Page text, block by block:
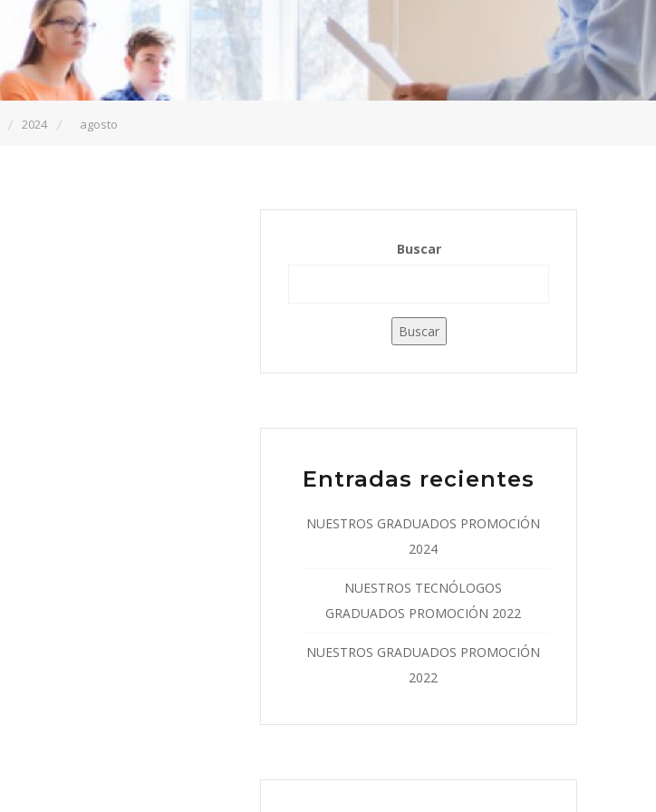
2024 agosto
Buscar
Buscar
Entradas recientes
NUESTROS GRADUADOS PROMOCIÓN
2024
NUESTROS TECNÓLOGOS
GRADUADOS PROMOCIÓN 2022
NUESTROS GRADUADOS PROMOCIÓN
2022